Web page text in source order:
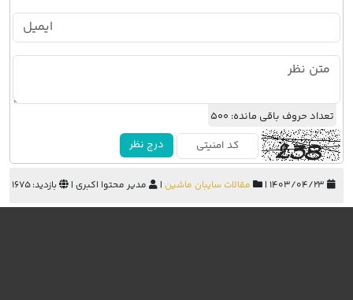
تعداد حروف باقی مانده: 500
درج نظر
مقالات سایبان ماشین | مدیر محتوا اکبری | بازدید: 1675 |